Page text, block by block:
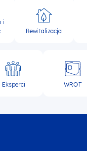
i
Rewitalizacja
Eksperci WROT